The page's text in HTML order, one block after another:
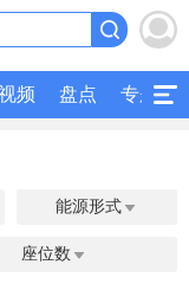
频 盘点 专题
能源形式 
座位数 